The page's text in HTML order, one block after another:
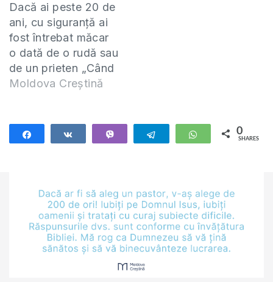
Dacă ai peste 20 de
ani, cu siguranță ai
fost întrebat măcar
o dată de o rudă sau
de un prieten „Când
te căsătoreşti?”.
răspund în acest
video trece printr-o
lui la acest subiect
se sfârșesc cu…
Moldova Creștină
Telegram WhatsApp
0
SHARES